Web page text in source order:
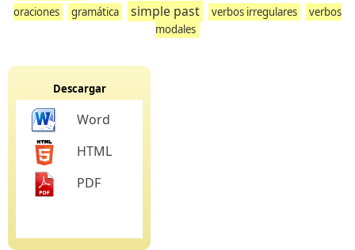
oraciones
gramática simple past verbos irregulares
verbos
modales
Descargar
Word
HTML
PDF